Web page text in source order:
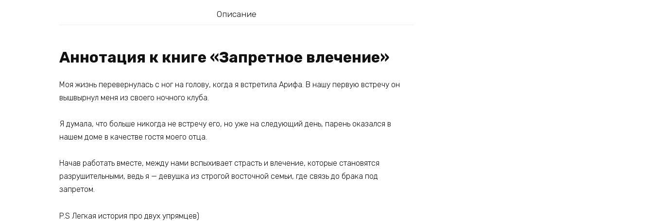
Описание
Аннотация к книге «Запретное влечение»
Моя жизнь перевернулась с ног на голову, когда я встретила Арифа. В нашу первую встречу он
вышвырнул меня из своего ночного клуба.
Я думала, что больше никогда не встречу его, но уже на следующий день, парень оказался в
нашем доме в качестве гостя моего отца.
Начав работать вместе, между нами вспыхивает страсть и влечение, которые становятся
разрушительными, ведь я — девушка из строгой восточной семьи, где связь до брака под
запретом.
P.S Легкая история про двух упрямцев)